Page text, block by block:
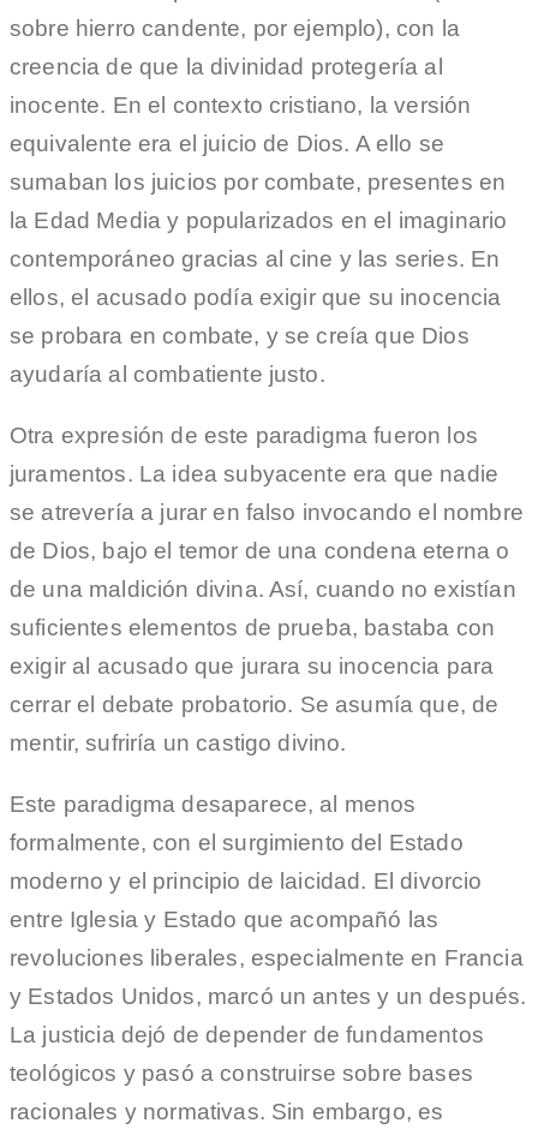
sobre hierro candente, por ejemplo), con la
creencia de que la divinidad protegería al
inocente. En el contexto cristiano, la versión
equivalente era el juicio de Dios. A ello se
sumaban los juicios por combate, presentes en
la Edad Media y popularizados en el imaginario
contemporáneo gracias al cine y las series. En
ellos, el acusado podía exigir que su inocencia
se probara en combate, y se creía que Dios
ayudaría al combatiente justo.
Otra expresión de este paradigma fueron los
juramentos. La idea subyacente era que nadie
se atrevería a jurar en falso invocando el nombre
de Dios, bajo el temor de una condena eterna o
de una maldición divina. Así, cuando no existían
suficientes elementos de prueba, bastaba con
exigir al acusado que jurara su inocencia para
cerrar el debate probatorio. Se asumía que, de
mentir, sufriría un castigo divino.
Este paradigma desaparece, al menos
formalmente, con el surgimiento del Estado
moderno y el principio de laicidad. El divorcio
entre Iglesia y Estado que acompañó las
revoluciones liberales, especialmente en Francia
y Estados Unidos, marcó un antes y un después.
La justicia dejó de depender de fundamentos
teológicos y pasó a construirse sobre bases
racionales y normativas. Sin embargo, es